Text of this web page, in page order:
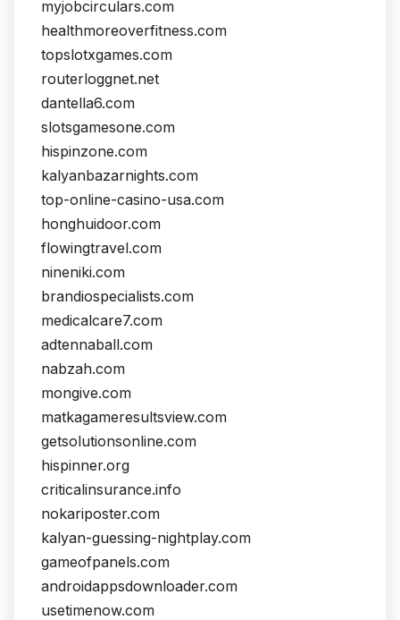
myjobcirculars.com
healthmoreoverfitness.com
topslotxgames.com
routerloggnet.net
dantella6.com
slotsgamesone.com
hispinzone.com
kalyanbazarnights.com
top-online-casino-usa.com
honghuidoor.com
flowingtravel.com
nineniki.com
brandiospecialists.com
medicalcare7.com
adtennaball.com
nabzah.com
mongive.com
matkagameresultsview.com
getsolutionsonline.com
hispinner.org
criticalinsurance.info
nokariposter.com
kalyan-guessing-nightplay.com
gameofpanels.com
androidappsdownloader.com
usetimenow.com